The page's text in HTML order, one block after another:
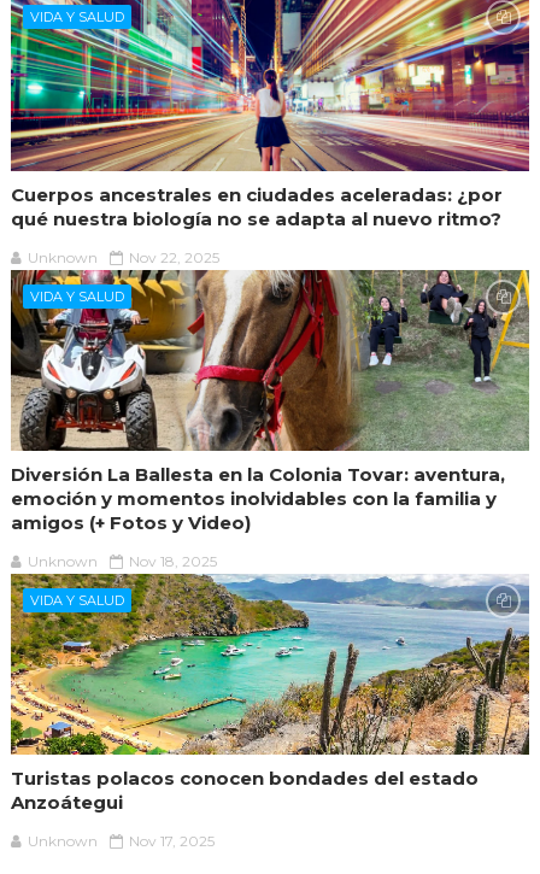
VIDA Y SALUD
Cuerpos ancestrales en ciudades aceleradas: ¿por
qué nuestra biología no se adapta al nuevo ritmo?
Unknown Nov 22, 2025
VIDA Y SALUD
Diversión La Ballesta en la Colonia Tovar: aventura,
emoción y momentos inolvidables con la familia y
amigos (+ Fotos y Video)
Unknown Nov 18, 2025
VIDA Y SALUD
Turistas polacos conocen bondades del estado
Anzoátegui
Unknown Nov 17, 2025